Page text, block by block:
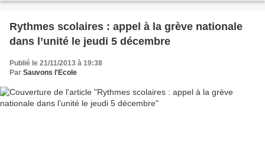
Rythmes scolaires : appel à la grève nationale
dans l’unité le jeudi 5 décembre
Publié le 21/11/2013 à 19:38
Par Sauvons l'Ecole